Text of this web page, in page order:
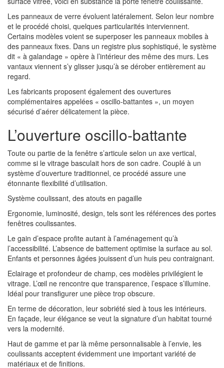
Les panneaux de verre évoluent latéralement. Selon leur nombre
et le procédé choisi, quelques particularités interviennent.
Certains modèles voient se superposer les panneaux mobiles à
des panneaux fixes. Dans un registre plus sophistiqué, le système
dit « à galandage » opère à l’intérieur des même des murs. Les
vantaux viennent s’y glisser jusqu’à se dérober entièrement au
regard.
Les fabricants proposent également des ouvertures
complémentaires appelées « oscillo-battantes », un moyen
sécurisé d’aérer délicatement la pièce.
L’ouverture oscillo-battante
Toute ou partie de la fenêtre s’articule selon un axe vertical,
comme si le vitrage basculait hors de son cadre. Couplé à un
système d’ouverture traditionnel, ce procédé assure une
étonnante flexibilité d’utilisation.
Système coulissant, des atouts en pagaille
Ergonomie, luminosité, design, tels sont les références des portes
fenêtres coulissantes.
Le gain d’espace profite autant à l’aménagement qu’à
l’accessibilité. L’absence de battement optimise la surface au sol.
Enfants et personnes âgées jouissent d’un huis peu contraignant.
Eclairage et profondeur de champ, ces modèles privilégient le
vitrage. L’œil ne rencontre que transparence, l’espace s’illumine.
Idéal pour transfigurer une pièce trop obscure.
En terme de décoration, leur sobriété sied à tous les intérieurs.
En façade, leur élégance se veut la signature d’un habitat tourné
vers la modernité.
Haut de gamme et par là même personnalisable à l’envie, les
coulissants acceptent évidemment une important variété de
matériaux et de finitions.